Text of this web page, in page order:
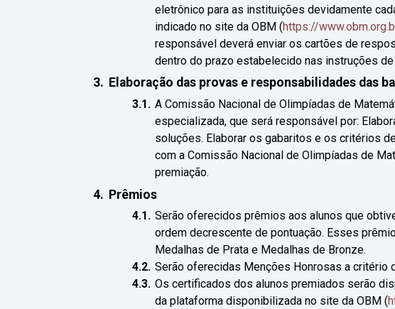
eletrônico para as instituições devidamente
indicado no site da OBM (https://
responsável deverá enviar os cartões de
dentro do prazo estabelecido nas instruções de
Elaboração das provas e responsabilidades das
A Comissão Nacional de Olimpíadas de
especializada, que será responsável por:
soluções. Elaborar os gabaritos e os critérios
com a Comissão Nacional de Olimpíadas de
premiação.
Prêmios
Serão oferecidos prêmios aos alunos que
ordem decrescente de pontuação. Esses
Medalhas de Prata e Medalhas de Bronze.
Serão oferecidas Menções Honrosas a critério
Os certificados dos alunos premiados serão
da plataforma disponibilizada no site da OBM (